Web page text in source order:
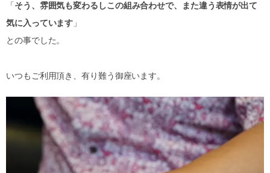
「そう、雰囲気も変わるしこの組み合わせで、また違う表情が出て
気に入っています 」
との事でした。
いつもご利用頂き、有り難う御座います。